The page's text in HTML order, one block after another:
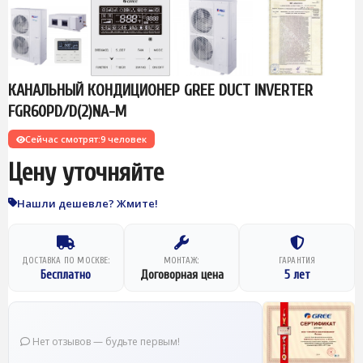
КАНАЛЬНЫЙ КОНДИЦИОНЕР GREE DUCT INVERTER
FGR60PD/D(2)NA-M
Сейчас смотрят:9 человек
Цену уточняйте
Нашли дешевле? Жмите!
ДОСТАВКА ПО МОСКВЕ:
Бесплатно
МОНТАЖ:
Договорная цена
ГАРАНТИЯ
5 лет
Нет отзывов — будьте первым!